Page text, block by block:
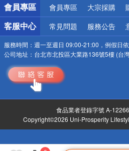
會員專區 會員專區 大宗採購
客服中心 常見問題 服務公告
服務時間： 週一至週日 09:00-21:00，例假日
公司地址： 台北市北投區大業路136號5樓 (台
食品業者登錄字號 A-
Copyright©2026 Uni-Prosperity